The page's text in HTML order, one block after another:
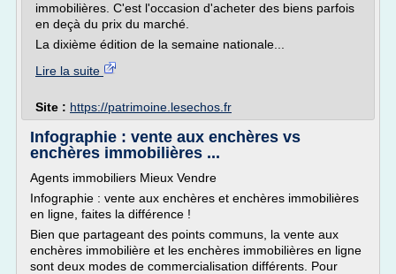
immobilières. C'est l'occasion d'acheter des biens parfois
en deçà du prix du marché.
La dixième édition de la semaine nationale...
Lire la suite
Site : https://patrimoine.lesechos.fr
Infographie : vente aux enchères vs
enchères immobilières ...
Agents immobiliers Mieux Vendre
Infographie : vente aux enchères et enchères immobilières
en ligne, faites la différence !
Bien que partageant des points communs, la vente aux
enchères immobilière et les enchères immobilières en ligne
sont deux modes de commercialisation différents. Pour